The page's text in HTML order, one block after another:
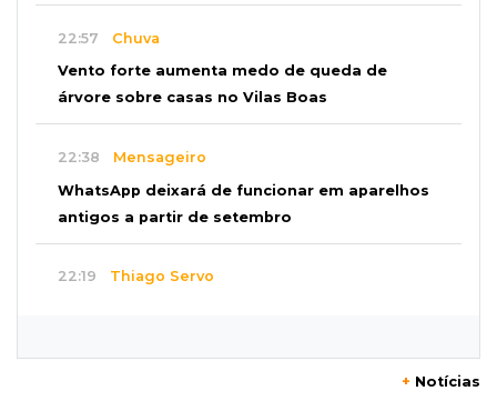
22:57 Chuva
Vento forte aumenta medo de queda de
árvore sobre casas no Vilas Boas
22:38 Mensageiro
WhatsApp deixará de funcionar em aparelhos
antigos a partir de setembro
22:19 Thiago Servo
+ Notícias